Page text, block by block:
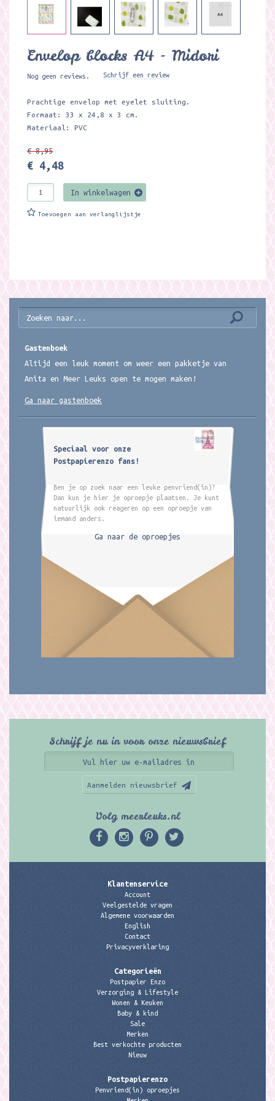
Envelop blocks A4 - Midori
Nog geen reviews. Schrijf een review
Prachtige envelop met eyelet sluiting.
Formaat: 33 x 24,8 x 3 cm.
Materiaal: PVC
€ 8,95
€ 4,48
In winkelwagen
Toevoegen aan verlanglijstje
Gastenboek
Altijd een leuk moment om weer een pakketje van
Anita en Meer Leuks open te mogen maken!
Ga naar gastenboek
Speciaal voor onze
Postpapierenzo fans!
Ben je op zoek naar een leuke penvriend(in)?
Dan kun je hier je oproepje plaatsen. Je kunt
natuurlijk ook reageren op een oproepje van
iemand anders.
Ga naar de oproepjes
Schrijf je nu in voor onze nieuwsbrief
Aanmelden nieuwsbrief
Volg meerleuks.nl
Klantenservice
Account
Veelgestelde vragen
Algemene voorwaarden
English
Contact
Privacyverklaring
Categorieën
Postpapier Enzo
Verzorging & Lifestyle
Wonen & Keuken
Baby & kind
Sale
Merken
Best verkochte producten
Nieuw
Postpapierenzo
Penvriend(in) oproepjes